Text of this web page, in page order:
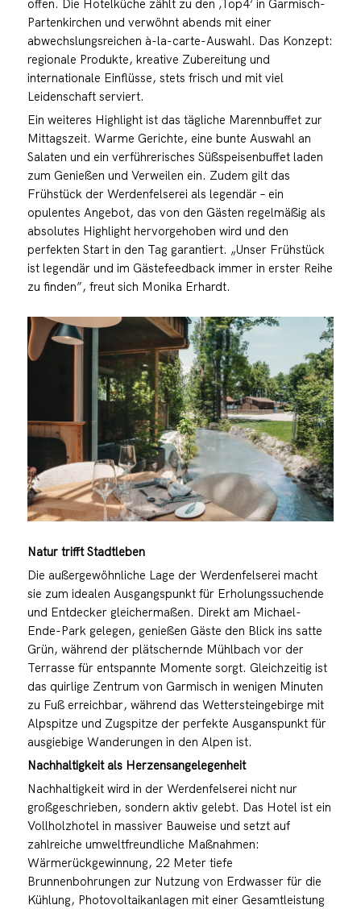
offen. Die Hotelküche zählt zu den ‚Top4‘ in Garmisch-
Partenkirchen und verwöhnt abends mit einer
abwechslungsreichen à-la-carte-Auswahl. Das Konzept:
regionale Produkte, kreative Zubereitung und
internationale Einflüsse, stets frisch und mit viel
Leidenschaft serviert.
Ein weiteres Highlight ist das tägliche Marennbuffet zur
Mittagszeit. Warme Gerichte, eine bunte Auswahl an
Salaten und ein verführerisches Süßspeisenbuffet laden
zum Genießen und Verweilen ein. Zudem gilt das
Frühstück der Werdenfelserei als legendär – ein
opulentes Angebot, das von den Gästen regelmäßig als
absolutes Highlight hervorgehoben wird und den
perfekten Start in den Tag garantiert. „Unser Frühstück
ist legendär und im Gästefeedback immer in erster Reihe
zu finden”, freut sich Monika Erhardt.
Natur trifft Stadtleben
Die außergewöhnliche Lage der Werdenfelserei macht
sie zum idealen Ausgangspunkt für Erholungssuchende
und Entdecker gleichermaßen. Direkt am Michael-
Ende-Park gelegen, genießen Gäste den Blick ins satte
Grün, während der plätschernde Mühlbach vor der
Terrasse für entspannte Momente sorgt. Gleichzeitig ist
das quirlige Zentrum von Garmisch in wenigen Minuten
zu Fuß erreichbar, während das Wettersteingebirge mit
Alpspitze und Zugspitze der perfekte Ausganspunkt für
ausgiebige Wanderungen in den Alpen ist.
Nachhaltigkeit als Herzensangelegenheit
Nachhaltigkeit wird in der Werdenfelserei nicht nur
großgeschrieben, sondern aktiv gelebt. Das Hotel ist ein
Vollholzhotel in massiver Bauweise und setzt auf
zahlreiche umweltfreundliche Maßnahmen:
Wärmerückgewinnung, 22 Meter tiefe
Brunnenbohrungen zur Nutzung von Erdwasser für die
Kühlung, Photovoltaikanlagen mit einer Gesamtleistung